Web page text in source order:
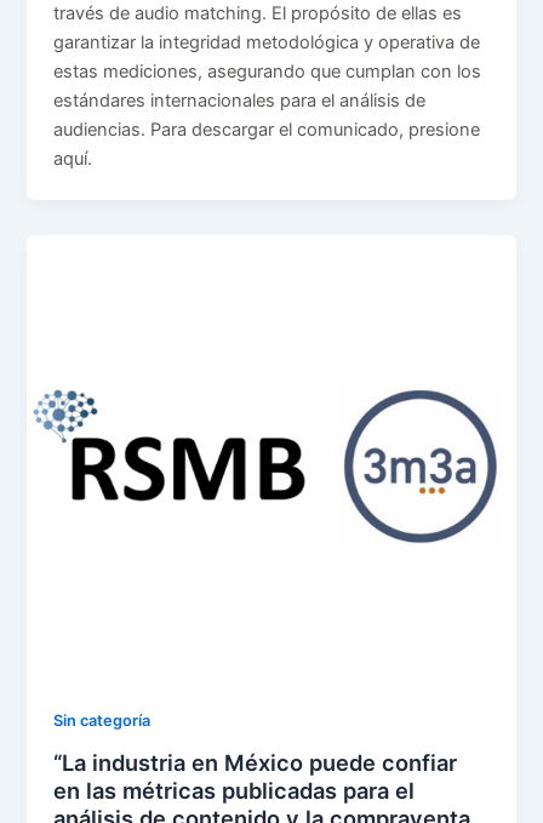
través de audio matching. El propósito de ellas es
garantizar la integridad metodológica y operativa de
estas mediciones, asegurando que cumplan con los
estándares internacionales para el análisis de
audiencias. Para descargar el comunicado, presione
aquí.
Sin categoría
“La industria en México puede confiar
en las métricas publicadas para el